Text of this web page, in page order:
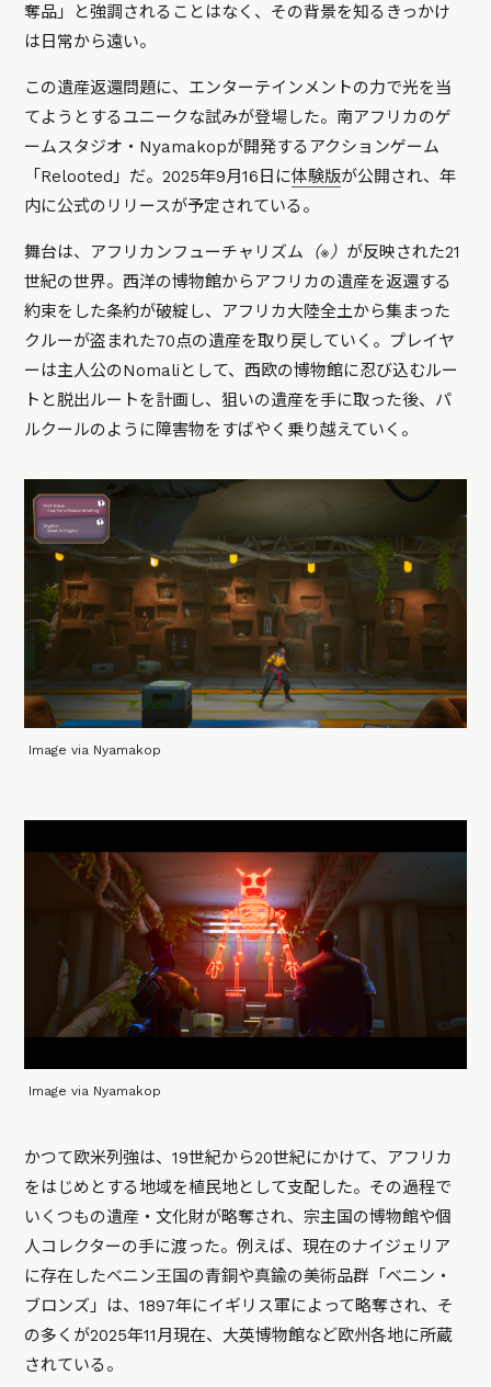
奪品」と強調されることはなく、その背景を知るきっかけ
は日常から遠い。
この遺産返還問題に、エンターテインメントの力で光を当
てようとするユニークな試みが登場した。南アフリカのゲ
ームスタジオ・Nyamakopが開発するアクションゲーム
「Relooted」だ。2025年9月16日に体験版が公開され、年
内に公式のリリースが予定されている。
舞台は、アフリカンフューチャリズム （※） が反映された21
世紀の世界。西洋の博物館からアフリカの遺産を返還する
約束をした条約が破綻し、アフリカ大陸全土から集まった
クルーが盗まれた70点の遺産を取り戻していく。プレイヤ
ーは主人公のNomaliとして、西欧の博物館に忍び込むルー
トと脱出ルートを計画し、狙いの遺産を手に取った後、パ
ルクールのように障害物をすばやく乗り越えていく。
Image via Nyamakop
Image via Nyamakop
かつて欧米列強は、19世紀から20世紀にかけて、アフリカ
をはじめとする地域を植民地として支配した。その過程で
いくつもの遺産・文化財が略奪され、宗主国の博物館や個
人コレクターの手に渡った。例えば、現在のナイジェリア
に存在したベニン王国の青銅や真鍮の美術品群「ベニン・
ブロンズ」は、1897年にイギリス軍によって略奪され、そ
の多くが2025年11月現在、大英博物館など欧州各地に所蔵
されている。